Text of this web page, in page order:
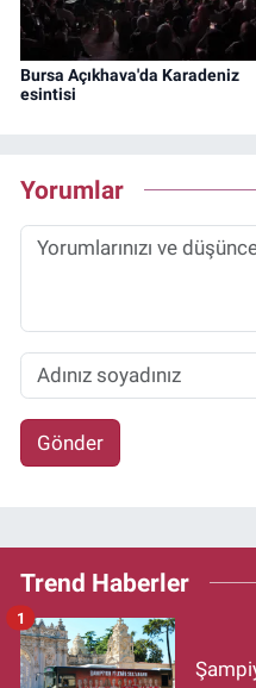
Bursa Açıkhava'da Karadeniz
esintisi
Yorumlar
Gönder
Trend Haberler
1